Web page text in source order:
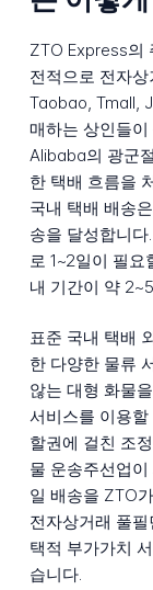
ZTO Express의
전적으로 전자
Taobao, Tmall,
매하는 상인들이
Alibaba의 광군
한 택배 흐름을
국내 택배 배송
송을 달성합니
로 1~2일이 필
내 기간이 약
표준 국내 택배
한 다양한 물류
않는 대형 화물
서비스를 이용
할권에 걸친 조
물 운송주선업
일 배송을 ZTO
전자상거래 풀
택적 부가가치
습니다.